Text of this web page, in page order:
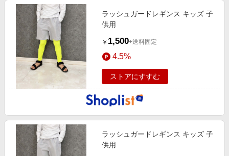
ラッシュガードレギンス キッズ 子
供用
￥ 1,500+送料固定
4.5%
ストアにすすむ
ラッシュガードレギンス キッズ 子
供用